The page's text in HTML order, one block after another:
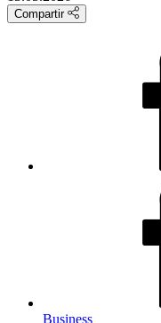
Compartir
Business